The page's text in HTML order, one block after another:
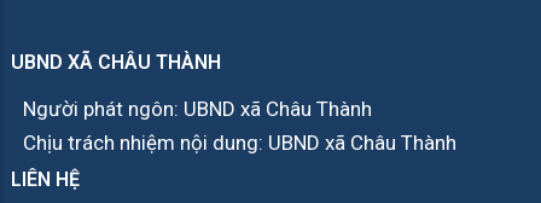
UBND XÃ CHÂU THÀNH
Người phát ngôn: UBND xã Châu Thành
Chịu trách nhiệm nội dung: UBND xã Châu Thành
LIÊN HỆ